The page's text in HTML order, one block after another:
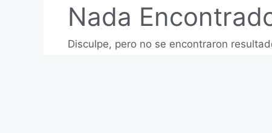
Nada
Disculpe, pero no se encontraron